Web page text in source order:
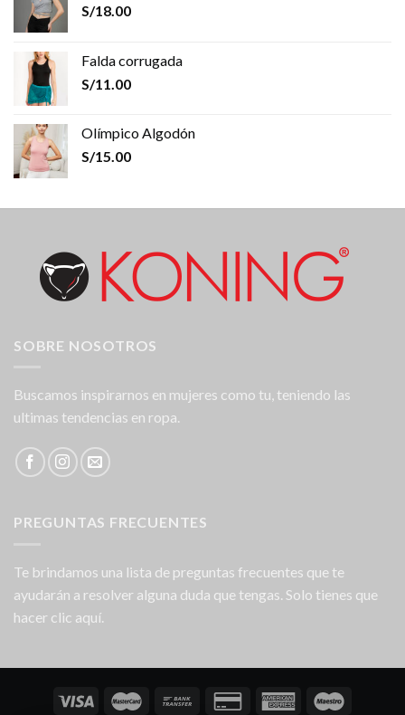
S/18.00
Falda corrugada
S/11.00
Olímpico Algodón
S/15.00
SOBRE NOSOTROS
Buscamos inspirarnos en mujeres como tu, teniendo las
ultimas tendencias en ropa.
PREGUNTAS FRECUENTES
Te brindamos una lista de preguntas frecuentes que te
ayudarán a resolver alguna duda que tengas. Solo tienes que
hacer clic aquí.